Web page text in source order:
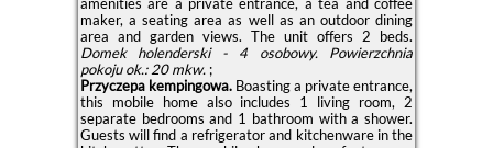
maker, a seating area as well as an outdoor dining
area and garden views. The unit offers 2 beds.
Domek holenderski - 4 osobowy.
Powierzchnia
pokoju ok.: 20 mkw.;
Przyczepa kempingowa.Boasting a private entrance,
this mobile home also includes 1 living room, 2
separate bedrooms and 1 bathroom with a shower.
Guests will find a refrigerator and kitchenware in the